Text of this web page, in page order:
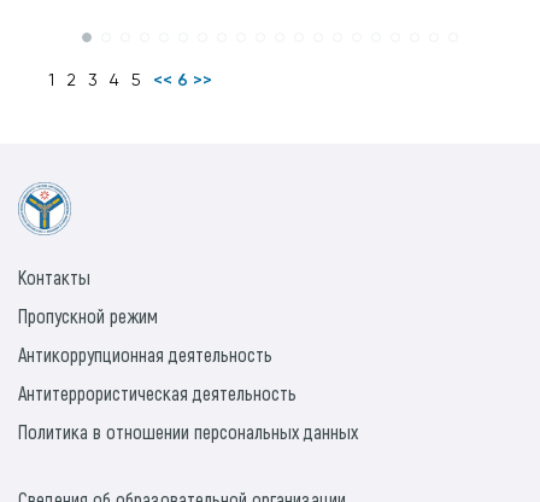
1 2 3 4 5 << 6 >>
Контакты
Пропускной режим
Антикоррупционная деятельность
Антитеррористическая деятельность
Политика в отношении персональных данных